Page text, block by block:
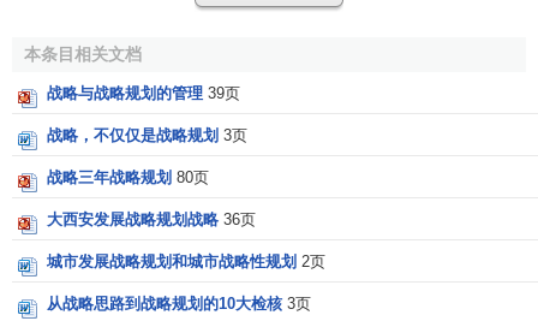
本条目相关文档
战略与战略规划的管理 39页
战略，不仅仅是战略规划 3页
战略三年战略规划 80页
大西安发展战略规划战略 36页
城市发展战略规划和城市战略性规划 2页
从战略思路到战略规划的10大检核 3页